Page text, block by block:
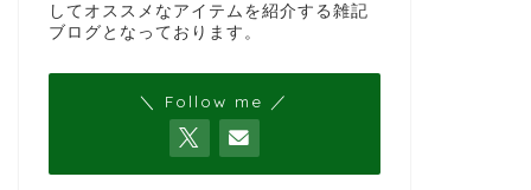
してオススメなアイテムを紹介する雑記
ブログとなっております。
＼ Follow me ／